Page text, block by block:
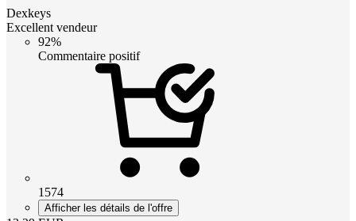
Dexkeys
Excellent vendeur
92%
Commentaire positif
1574
Afficher les détails de l'offre